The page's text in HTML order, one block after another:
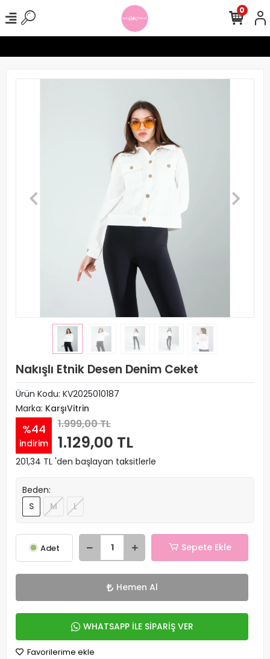
0
Nakışlı Etnik Desen Denim Ceket
Ürün Kodu: KV2025010187
Marka: KarşıVitrin
%44
indirim
1.999,00 TL
1.129,00 TL
201,34 TL 'den başlayan taksitlerle
Beden:
S
M L
Adet Sepete Ekle
Hemen Al
WHATSAPP İLE SİPARİŞ VER
Favorilerime ekle